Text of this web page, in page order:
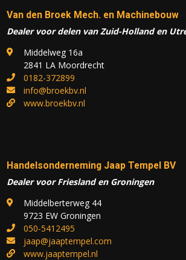
Van den Broek Mech. en Machinebouw
Dealer voor delen van Zuid-Holland en
Middelweg 16a
2841 LA Moordrecht
0182-372899
info@broekbv.nl
www.broekbv.nl
Handelsonderneming Jaap Tempel BV
Dealer voor Friesland en Groningen
Middelberterweg 44
9723 EW Groningen
050-5412495
jaap@jaaptempel.com
www.jaaptempel.nl